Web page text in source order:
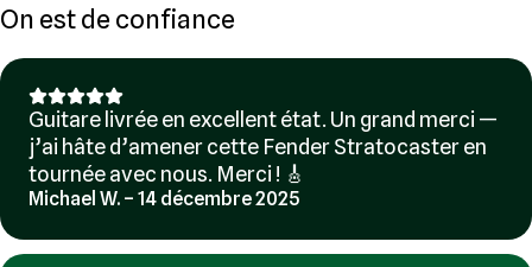
On est de confiance
Guitare livrée en excellent état. Un grand merci —
j’ai hâte d’amener cette Fender Stratocaster en
tournée avec nous. Merci ! 🎸
Michael W. – 14 décembre 2025